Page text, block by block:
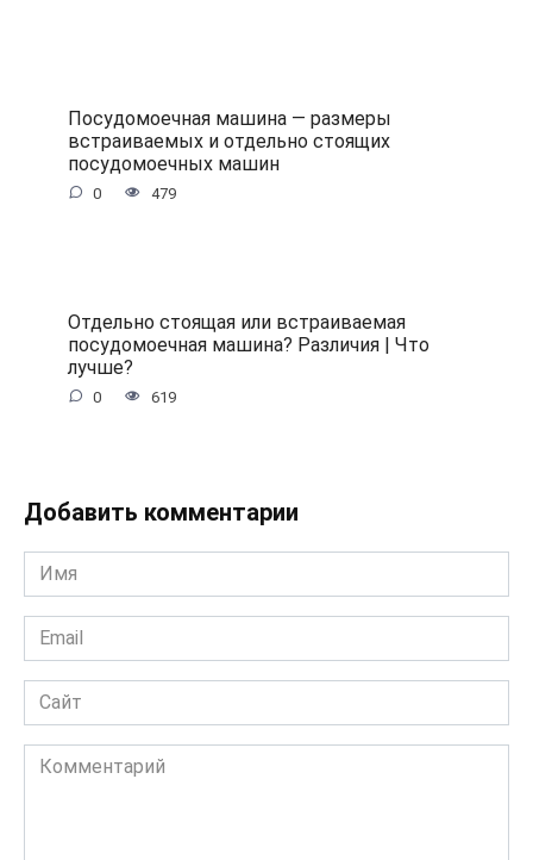
Посудомоечная машина — размеры
встраиваемых и отдельно стоящих
посудомоечных машин
0 479
Отдельно стоящая или встраиваемая
посудомоечная машина? Различия | Что
лучше?
0 619
Добавить комментарии
Имя
*
Email
*
Сайт
Комментарий